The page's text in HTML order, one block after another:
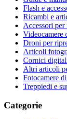
Flash e
Ricambi e
Accessori per
Videocamere
Droni per
Articoli
Cornici
Altri articoli
Fotocamere
Treppiedi e
Categorie